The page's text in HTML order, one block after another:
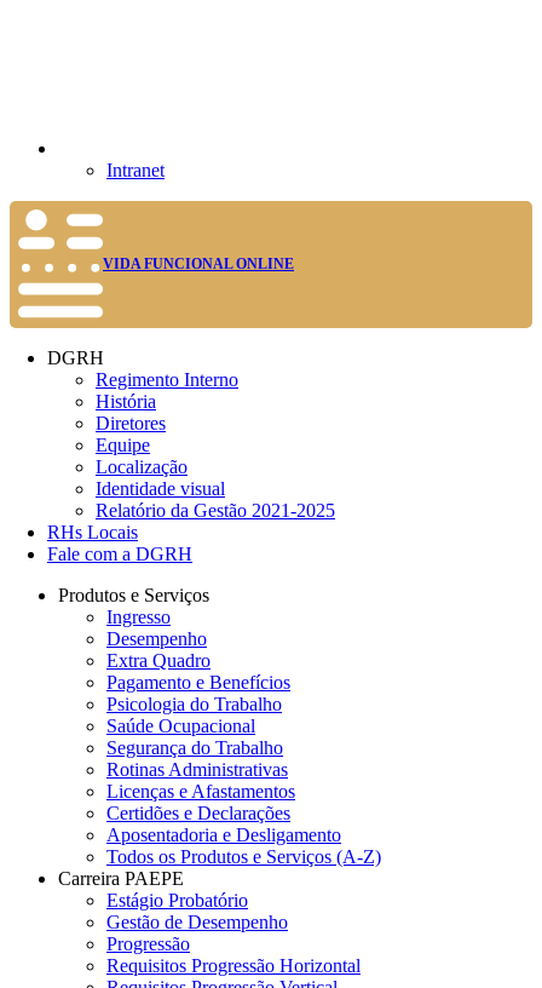
Intranet
VIDA FUNCIONAL ONLINE
DGRH
Regimento Interno
História
Diretores
Equipe
Localização
Identidade visual
Relatório da Gestão 2021-2025
RHs Locais
Fale com a DGRH
Produtos e Serviços
Ingresso
Desempenho
Extra Quadro
Pagamento e Benefícios
Psicologia do Trabalho
Saúde Ocupacional
Segurança do Trabalho
Rotinas Administrativas
Licenças e Afastamentos
Certidões e Declarações
Aposentadoria e Desligamento
Todos os Produtos e Serviços (A-Z)
Carreira PAEPE
Estágio Probatório
Gestão de Desempenho
Progressão
Requisitos Progressão Horizontal